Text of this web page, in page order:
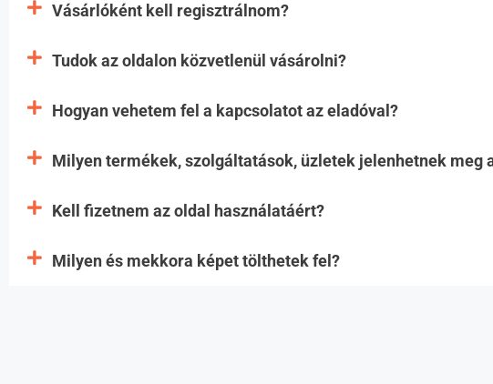
Vásárlóként kell regisztrálnom?
Tudok az oldalon közvetlenül vásárolni?
Hogyan vehetem fel a kapcsolatot az eladóval?
Milyen termékek, szolgáltatások, üzletek jelenhetnek meg
Kell fizetnem az oldal használatáért?
Milyen és mekkora képet tölthetek fel?